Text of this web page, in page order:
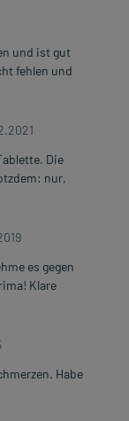
länger als 3
Arzt aufsuchen.
Sie sich bei
mit einem Arzt in
Menge) fort.
Im
und ist gut
fehlen und
Die
nur,
es gegen
Klare
Habe